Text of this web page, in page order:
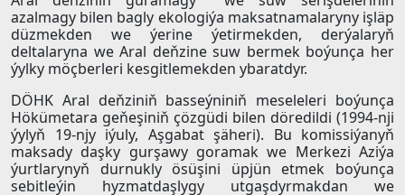
azalmagy bilen bagly ekologiýa maksatnamalaryny işläp
düzmekden we ýerine ýetirmekden, derýalaryň
deltalaryna we Aral deňzine suw bermek boýunça her
ýylky möçberleri kesgitlemekden ybaratdyr.
DÖHK Aral deňziniň basseýniniň meseleleri boýunça
Hökümetara geňeşiniň çözgüdi bilen döredildi (1994-nji
ýylyň 19-njy iýuly, Aşgabat şäheri). Bu komissiýanyň
maksady daşky gurşawy goramak we Merkezi Aziýa
ýurtlarynyň durnukly ösüşini üpjün etmek boýunça
sebitleýin hyzmatdaşlygy utgaşdyrmakdan we